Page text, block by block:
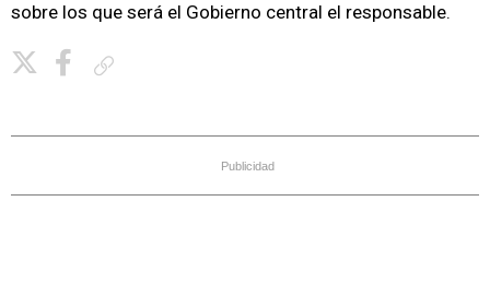
sobre los que será el Gobierno central el responsable.
Publicidad